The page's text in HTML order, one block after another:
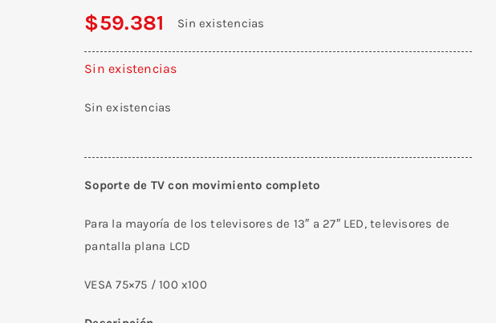
$59.381 Sin existencias
Sin existencias
Sin existencias
Soporte de TV con movimiento completo
Para la mayoría de los televisores de 13″ a 27″ LED, televisores de
pantalla plana LCD
VESA 75×75 / 100 x100